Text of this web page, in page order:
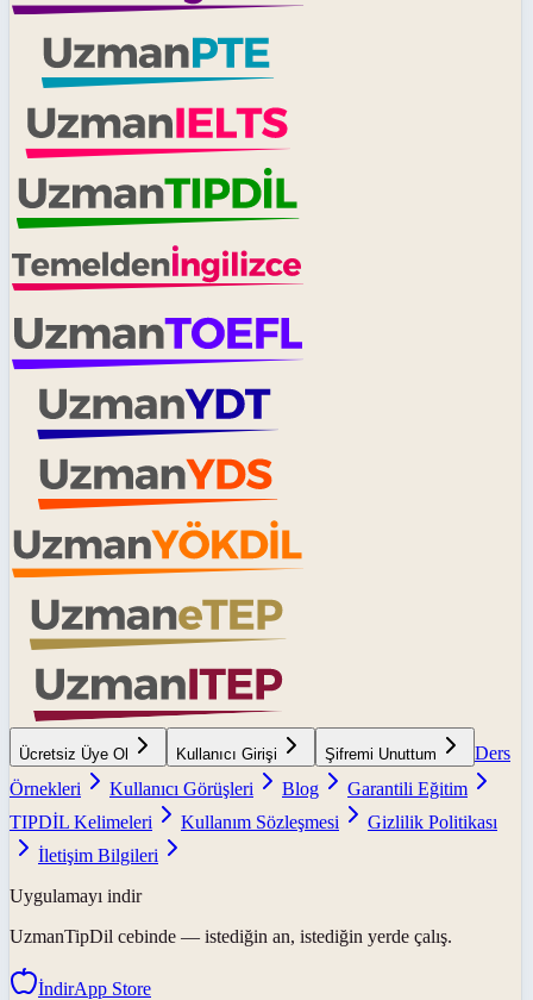
Ücretsiz Üye Ol Kullanıcı Girişi Şifremi Unuttum
Ders
Örnekleri
Kullanıcı Görüşleri Blog
Garantili Eğitim
TIPDİL Kelimeleri
Kullanım Sözleşmesi
Gizlilik Politikası
İletişim Bilgileri
Uygulamayı indir
UzmanTipDil cebinde — istediğin an, istediğin yerde çalış.
İndirApp Store